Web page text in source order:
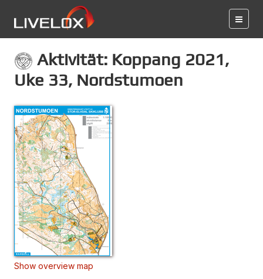
Aktivität: Koppang 2021,
Uke 33, Nordstumoen
Show overview map